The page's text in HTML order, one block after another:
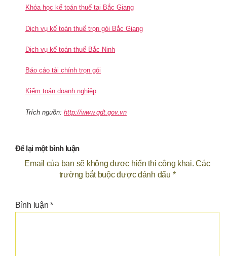
Khóa học kế toán thuế tại Bắc Giang
Dịch vụ kế toán thuế trọn gói Bắc Giang
Dịch vụ kế toán thuế Bắc Ninh
Báo cáo tài chính trọn gói
Kiểm toán doanh nghiệp
Trích nguồn: http://www.gdt.gov.vn
Để lại một bình luận
Email của bạn sẽ không được hiển thị công khai. Các
trường bắt buộc được đánh dấu *
Bình luận*